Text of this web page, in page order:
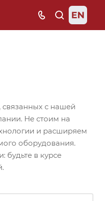
связанных с нашей
Не стоим на
и расширяем
оборудования.
будьте в курсе